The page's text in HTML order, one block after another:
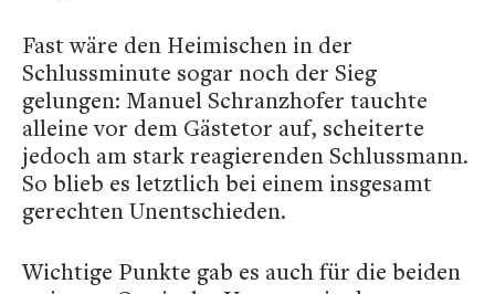
Fast wäre den Heimischen in der
Schlussminute sogar noch der Sieg
gelungen: Manuel Schranzhofer tauchte
alleine vor dem Gästetor auf, scheiterte
jedoch am stark reagierenden Schlussmann.
So blieb es letztlich bei einem insgesamt
gerechten Unentschieden.
Wichtige Punkte gab es auch für die beiden